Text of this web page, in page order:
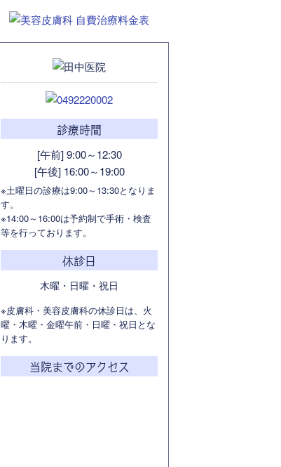
診療時間
[午前] 9:00～12:30
[午後] 16:00～19:00
※土曜日の診療は9:00～13:30となりま
す。
※14:00～16:00は予約制で手術・検査
等を行っております。
休診日
木曜・日曜・祝日
※皮膚科・美容皮膚科の休診日は、火
曜・木曜・金曜午前・日曜・祝日とな
ります。
当院までのアクセス